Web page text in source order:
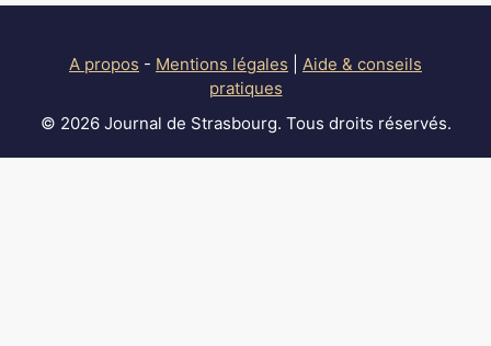
A propos - Mentions légales
Aide & conseils
pratiques
© 2026 Journal de Strasbourg. Tous droits réservés.